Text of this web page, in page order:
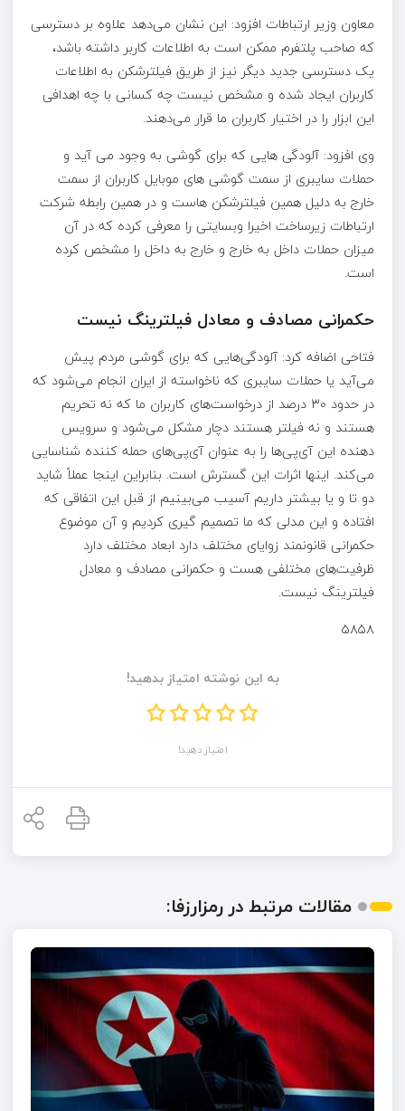
معاون وزیر ارتباطات افزود: این نشان می‌دهد علاوه بر دسترسی
که صاحب پلتفرم ممکن است به اطلاعات کاربر داشته باشد،
یک دسترسی جدید دیگر نیز از طریق فیلترشکن به اطلاعات
کاربران ایجاد شده و مشخص نیست چه کسانی با چه اهدافی
این ابزار را در اختیار کاربران ما قرار می‌دهند.
وی افزود: آلودگی هایی که برای گوشی به وجود می آید و
حملات سایبری از سمت گوشی های موبایل کاربران از سمت
خارج به دلیل همین فیلترشکن هاست و در همین رابطه شرکت
ارتباطات زیرساخت اخیرا وبسایتی را معرفی کرده که در آن
میزان حملات داخل به خارج و خارج به داخل را مشخص کرده
است.
حکمرانی مصادف و معادل فیلترینگ نیست
فتاحی اضافه کرد: آلودگی‌هایی که برای گوشی مردم پیش
می‌آید یا حملات سایبری که ناخواسته از ایران انجام می‌شود که
در حدود ۳۰ درصد از درخواست‌های کاربران ما که نه تحریم
هستند و نه فیلتر هستند دچار مشکل می‌شود و سرویس
دهنده این آی‌پی‌ها را به عنوان آی‌پی‌های حمله کننده شناسایی
می‌کند. اینها اثرات این گسترش است. بنابراین اینجا عملاً شاید
دو تا و یا بیشتر داریم آسیب می‌بینیم از قبل این اتفاقی که
افتاده و این مدلی که ما تصمیم گیری کردیم و آن موضوع
حکمرانی قانونمند زوایای مختلف دارد ابعاد مختلف دارد
ظرفیت‌های مختلفی هست و حکمرانی مصادف و معادل
فیلترینگ نیست.
۵۸۵۸
به این نوشته امتیاز بدهید!
امتیاز دهید!
مقالات مرتبط در رمزارزفا: